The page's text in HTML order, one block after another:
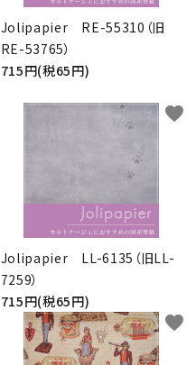
Jolipapier RE-55310（旧
RE-53765）
715円(税65円)
Jolipapier LL-6135（旧LL-
7259）
715円(税65円)
favorite
favorite